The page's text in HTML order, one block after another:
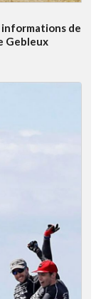
de
Gebleux